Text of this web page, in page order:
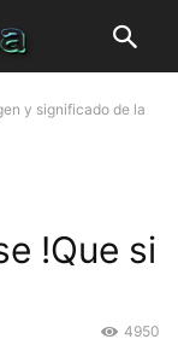
y significado de la
!Que si
4950